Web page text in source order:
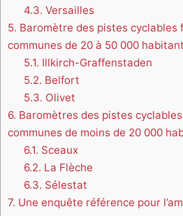
4.3. Versailles
5. Baromètre des pistes cyclables
communes de 20 à 50 000
5.1. Illkirch-Graffenstaden
5.2. Belfort
5.3. Olivet
6. Baromètres des pistes
communes de moins de 20 000
6.1. Sceaux
6.2. La Flèche
6.3. Sélestat
7. Une enquête référence pour